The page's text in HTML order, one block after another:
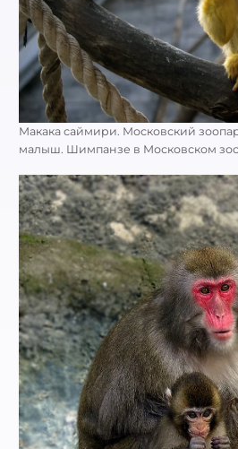
Макака саймири. Московский
малыш. Шимпанзе в Московском